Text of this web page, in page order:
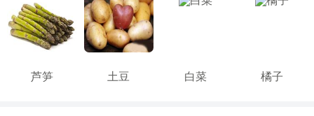
芦笋 土豆 白菜 橘子